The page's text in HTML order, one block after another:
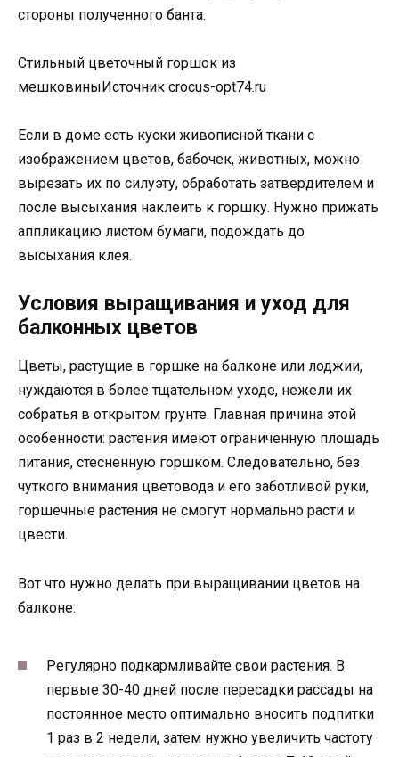
стороны полученного банта.
Стильный цветочный горшок из
мешковиныИсточник crocus-opt74.ru
Если в доме есть куски живописной ткани с
изображением цветов, бабочек, животных, можно
вырезать их по силуэту, обработать затвердителем и
после высыхания наклеить к горшку. Нужно прижать
аппликацию листом бумаги, подождать до
высыхания клея.
Условия выращивания и уход для
балконных цветов
Цветы, растущие в горшке на балконе или лоджии,
нуждаются в более тщательном уходе, нежели их
собратья в открытом грунте. Главная причина этой
особенности: растения имеют ограниченную площадь
питания, стесненную горшком. Следовательно, без
чуткого внимания цветовода и его заботливой руки,
горшечные растения не смогут нормально расти и
цвести.
Вот что нужно делать при выращивании цветов на
балконе:
Регулярно подкармливайте свои растения. В
первые 30-40 дней после пересадки рассады на
постоянное место оптимально вносить подпитки
1 раз в 2 недели, затем нужно увеличить частоту